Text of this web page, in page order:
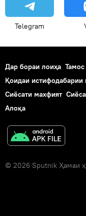
Telegram
Дар бораи лоиҳа Тамос
Қоидаи истифодабарии
Сиёсати махфият
Алоқа
© 2026 Sputnik Ҳамаи